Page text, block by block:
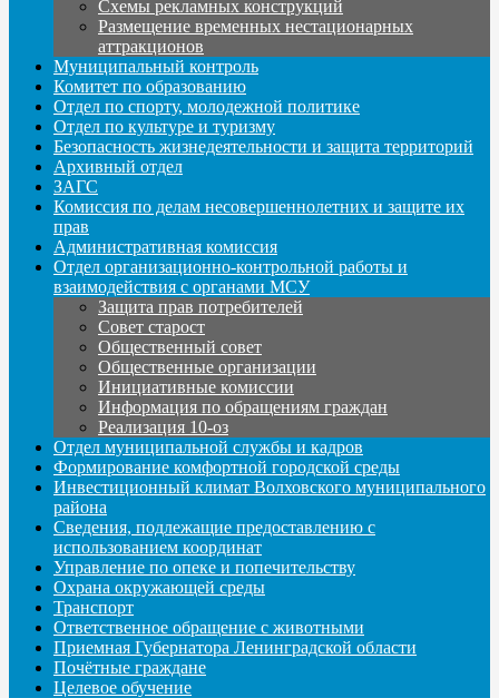
Схемы рекламных конструкций
Размещение временных нестационарных
аттракционов
Муниципальный контроль
Комитет по образованию
Отдел по спорту, молодежной политике
Отдел по культуре и туризму
Безопасность жизнедеятельности и защита территорий
Архивный отдел
ЗАГС
Комиссия по делам несовершеннолетних и защите их
прав
Административная комиссия
Отдел организационно-контрольной работы и
взаимодействия с органами МСУ
Защита прав потребителей
Совет старост
Общественный совет
Общественные организации
Инициативные комиссии
Информация по обращениям граждан
Реализация 10-оз
Отдел муниципальной службы и кадров
Формирование комфортной городской среды
Инвестиционный климат Волховского муниципального
района
Сведения, подлежащие предоставлению с
использованием координат
Управление по опеке и попечительству
Охрана окружающей среды
Транспорт
Ответственное обращение с животными
Приемная Губернатора Ленинградской области
Почётные граждане
Целевое обучение